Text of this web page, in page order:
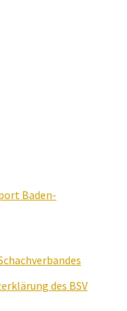
Baden-
des BSV